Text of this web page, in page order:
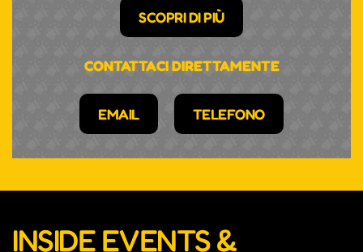
SCOPRI DI PIÙ
CONTATTACI DIRETTAMENTE
EMAIL TELEFONO
INSIDE EVENTS &